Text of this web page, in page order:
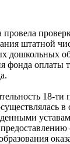
провела
штатной
дошкольных
фонда оплаты
18-
в